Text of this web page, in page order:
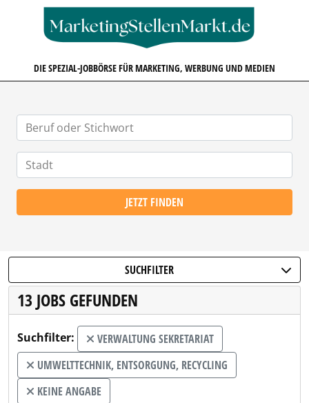
DIE SPEZIAL-JOBBÖRSE FÜR MARKETING, WERBUNG UND MEDIEN
JETZT FINDEN
SUCHFILTER
13 JOBS GEFUNDEN
Suchfilter:
VERWALTUNG SEKRETARIAT
UMWELTTECHNIK, ENTSORGUNG, RECYCLING
KEINE ANGABE